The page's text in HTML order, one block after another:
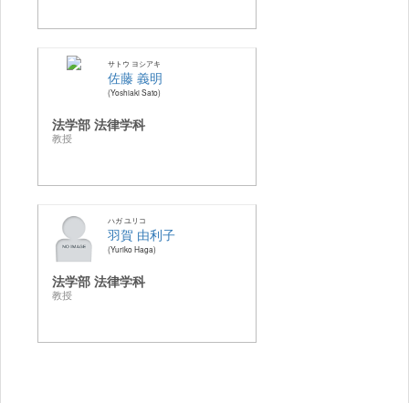
サトウ ヨシアキ
佐藤 義明
Yoshiaki Sato
法学部 法律学科
教授
ハガ ユリコ
羽賀 由利子
Yuriko Haga
法学部 法律学科
教授